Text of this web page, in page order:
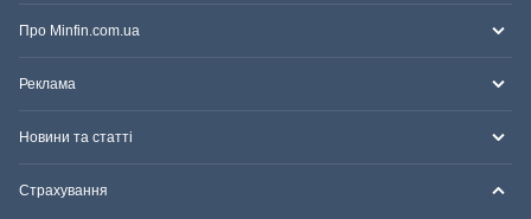
Про Minfin.com.ua
Реклама
Новини та статті
Страхування